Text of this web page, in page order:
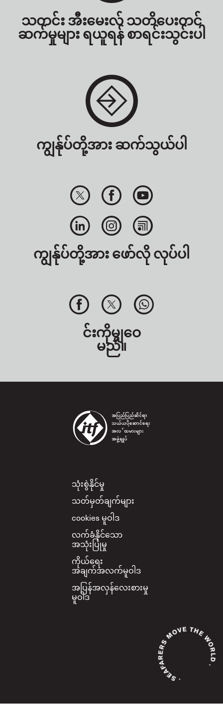
သတင်း အီးမေးလ် သတိပေးတင်
ဆက်မှုများ ရယူရန် စာရင်းသွင်းပါ
ကျွန်ုပ်တို့အား ဆက်သွယ်ပါ
ကျွန်ုပ်တို့အား ဖော်လို လုပ်ပါ
င်းကိုမျှဝေ
မည်။
Footer
သုံးစွဲနိုင်မှု
သတ်မှတ်ချက်များ
cookies မူဝါဒ
လက်ခံနိုင်သော
အသုံးပြုမှု
ကိုယ်ရေး
အချက်အလက်မူဝါဒ
အပြန်အလှန်လေးစားမှု
မူဝါဒ